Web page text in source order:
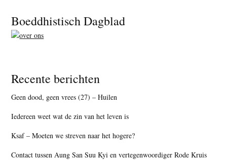
Footer
Boeddhistisch Dagblad
Recente berichten
Geen dood, geen vrees (27) – Huilen
Iedereen weet wat de zin van het leven is
Ksaf – Moeten we streven naar het hogere?
Contact tussen Aung San Suu Kyi en vertegenwoordiger Rode Kruis